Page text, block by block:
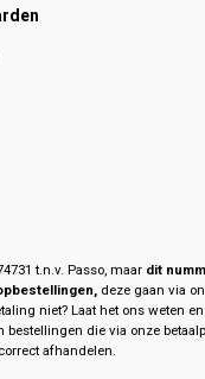
t.n.v. Passo, maar dit
deze gaan via
niet? Laat het ons weten
bestellingen die via onze
afhandelen.